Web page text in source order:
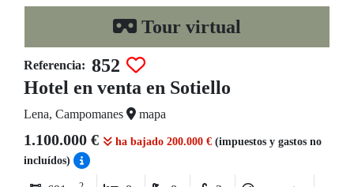
Tour virtual
Referencia: 852
Hotel en venta en Sotiello
Lena, Campomanes mapa
1.100.000 € ha bajado 200.000 € (impuestos y gastos no
incluídos)